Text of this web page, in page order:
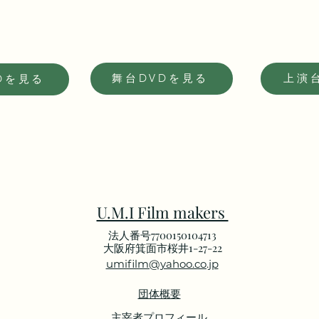
見る 舞台DVDを見る 上演
U.M.I Film makers
法人番号7700150104713
​大阪府箕面市桜井1-27-22
umifilm@yahoo.co.jp
団体概要